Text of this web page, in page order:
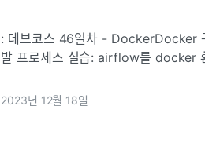
: 데브코스 46일차 - DockerDocker
발 프로세스 실습: airflow를 docker
2023년 12월 18일